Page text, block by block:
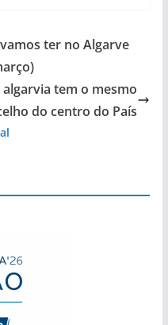
ter no Algarve
tem o mesmo
do centro do País